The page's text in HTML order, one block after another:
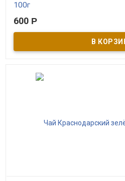
100г
В наличии
Чёрный краснодарский чай высшего
добавлением цвета липы. Жестяная
Производитель ОАО Мацестинский
600 Р